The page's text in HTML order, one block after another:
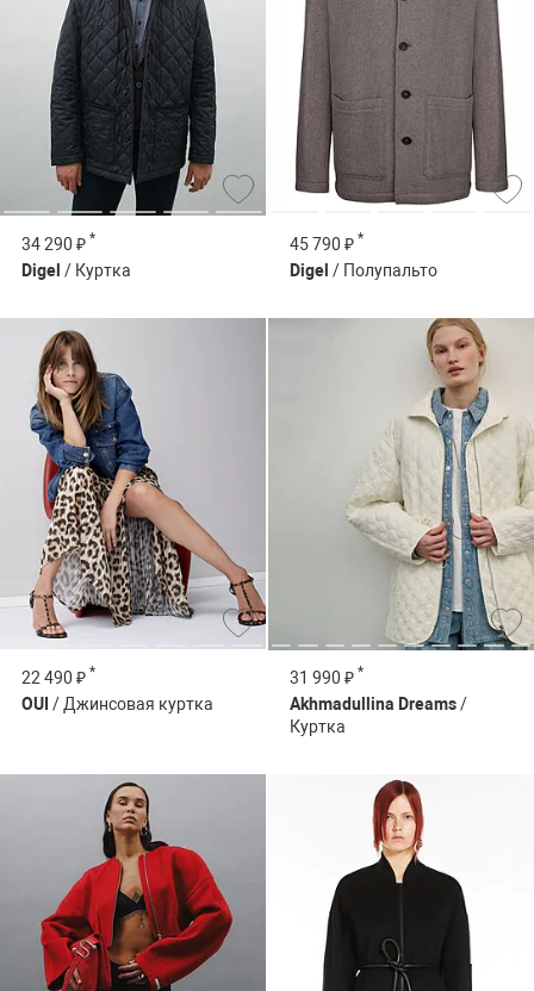
34 290 ₽ *
Digel / Куртка
45 790 ₽ *
Digel / Полупальто
22 490 ₽ *
OUI / Джинсовая куртка
31 990 ₽ *
Akhmadullina Dreams/
Куртка